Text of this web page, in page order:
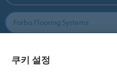
Forbo Flooring Systems
쿠키 설정